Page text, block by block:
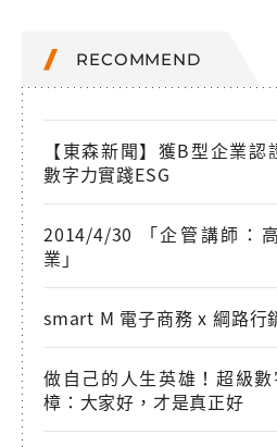
RECOMMEND
【東森新聞】獲B型企業
數字力實踐ESG
2014/4/30 「企管講師：
業」
smart M 電子商務 x 綱路行
做自己的人生英雄！超級
樟：大家好，才是真正好